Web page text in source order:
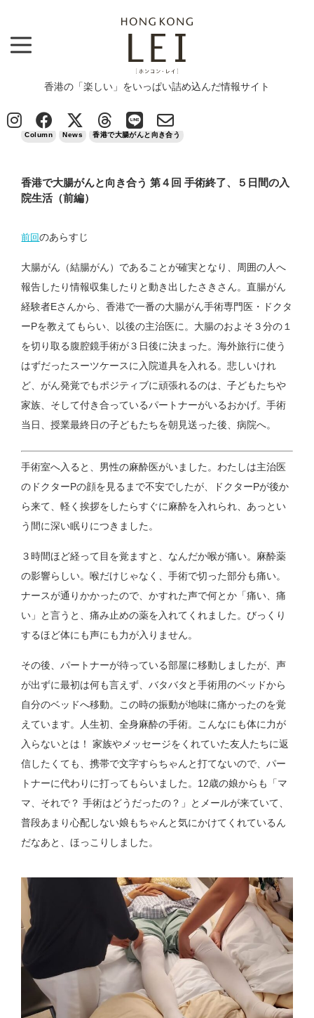
香港の「楽しい」をいっぱい詰め込んだ情報サイト
Column > 香港で大腸がんと向き合う 第４回 手術終了、５日間の入院生活（前編）
Column News 香港で大腸がんと向き合う
香港で大腸がんと向き合う 第４回 手術終了、５日間の入
院生活（前編）
前回のあらすじ
大腸がん（結腸がん）であることが確実となり、周囲の人へ
報告したり情報収集したりと動き出したさきさん。直腸がん
経験者Eさんから、香港で一番の大腸がん手術専門医・ドクタ
ーPを教えてもらい、以後の主治医に。大腸のおよそ３分の１
を切り取る腹腔鏡手術が３日後に決まった。海外旅行に使う
はずだったスーツケースに入院道具を入れる。悲しいけれ
ど、がん発覚でもポジティブに頑張れるのは、子どもたちや
家族、そして付き合っているパートナーがいるおかげ。手術
当日、授業最終日の子どもたちを朝見送った後、病院へ。
手術室へ入ると、男性の麻酔医がいました。わたしは主治医
のドクターPの顔を見るまで不安でしたが、ドクターPが後か
ら来て、軽く挨拶をしたらすぐに麻酔を入れられ、あっとい
う間に深い眠りにつきました。
３時間ほど経って目を覚ますと、なんだか喉が痛い。麻酔薬
の影響らしい。喉だけじゃなく、手術で切った部分も痛い。
ナースが通りかかったので、かすれた声で何とか「痛い、痛
い」と言うと、痛み止めの薬を入れてくれました。びっくり
するほど体にも声にも力が入りません。
その後、パートナーが待っている部屋に移動しましたが、声
が出ずに最初は何も言えず、バタバタと手術用のベッドから
自分のベッドへ移動。この時の振動が地味に痛かったのを覚
えています。人生初、全身麻酔の手術。こんなにも体に力が
入らないとは！ 家族やメッセージをくれていた友人たちに返
信したくても、携帯で文字すらちゃんと打てないので、パー
トナーに代わりに打ってもらいました。12歳の娘からも「マ
マ、それで？ 手術はどうだったの？」とメールが来ていて、
普段あまり心配しない娘もちゃんと気にかけてくれているん
だなあと、ほっこりしました。